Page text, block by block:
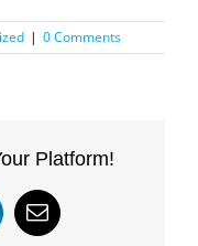
| 0 Comments
Platform!
Email